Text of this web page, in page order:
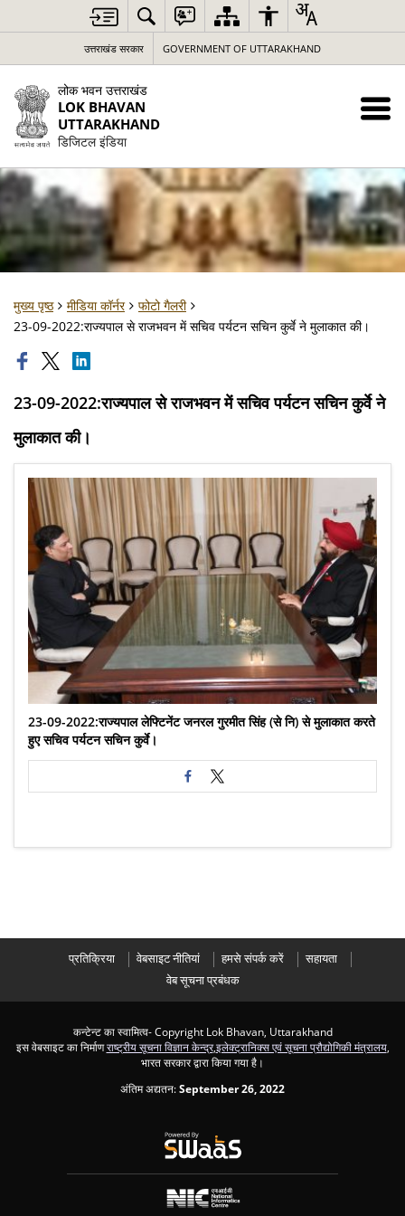
उत्तराखंड सरकार GOVERNMENT OF UTTARAKHAND
लोक भवन उत्तराखंड
LOK BHAVAN
UTTARAKHAND
डिजिटल इंडिया
मुख्य पृष्ठ मीडिया कॉर्नर
फोटो गैलरी
23-09-2022:राज्यपाल से राजभवन में सचिव पर्यटन सचिन कुर्वे ने मुलाकात की।
23-09-2022:राज्यपाल से राजभवन में सचिव पर्यटन सचिन कुर्वे ने
मुलाकात की।
23-09-2022:राज्यपाल लेफ्टिनेंट जनरल गुरमीत सिंह (से नि) से मुलाकात करते
हुए सचिव पर्यटन सचिन कुर्वे।
प्रतिक्रिया वेबसाइट नीतियां हमसे संपर्क करें
सहायता
वेब सूचना प्रबंधक
कन्टेन्ट का स्वामित्व- Copyright Lok Bhavan, Uttarakhand
इस वेबसाइट का निर्माणराष्ट्रीय सूचना विज्ञान केन्द्र,इलेक्ट्रानिक्स एवं सूचना प्रौद्योगिकी मंत्रालय,
भारत सरकार द्वारा किया गया है।
अंतिम अद्यतन:September 26, 2022